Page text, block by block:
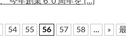
54 55 56 57 58 ... »